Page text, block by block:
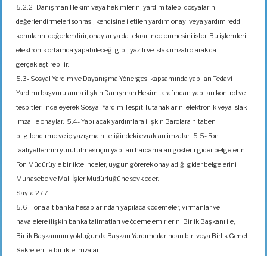
5.2.2- Danışman Hekim veya hekimlerin, yardım talebi dosyalarını
değerlendirmeleri sonrası, kendisine iletilen yardım onayı veya yardım reddi
konularını değerlendirir, onaylar ya da tekrar incelenmesini ister. Bu işlemleri
elektronik ortamda yapabileceği gibi, yazılı ve ıslak imzalı olarak da
gerçekleştirebilir.
5.3- Sosyal Yardım ve Dayanışma Yönergesi kapsamında yapılan Tedavi
Yardımı başvurularına ilişkin Danışman Hekim tarafından yapılan kontrol ve
tespitleri inceleyerek Sosyal Yardım Tespit Tutanaklarını elektronik veya ıslak
imza ile onaylar. 5.4- Yapılacak yardımlara ilişkin Barolara hitaben
bilgilendirme ve iç yazışma niteliğindeki evrakları imzalar. 5.5- Fon
faaliyetlerinin yürütülmesi için yapılan harcamaları gösterir gider belgelerini
Fon Müdürüyle birlikte inceler, uygun görerek onayladığı gider belgelerini
Muhasebe ve Mali İşler Müdürlüğüne sevk eder.
Sayfa 2 / 7
5.6- Fona ait banka hesaplarından yapılacak ödemeler, virmanlar ve
havalelere ilişkin banka talimatları ve ödeme emirlerini Birlik Başkanı ile,
Birlik Başkanının yokluğunda Başkan Yardımcılarından biri veya Birlik Genel
Sekreteri ile birlikte imzalar.